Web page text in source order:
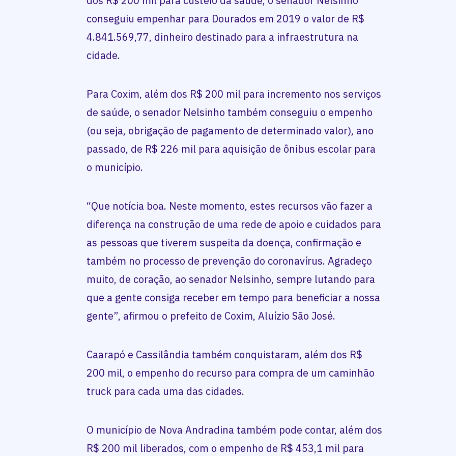
conseguiu empenhar para Dourados em 2019 o valor de R$
4.841.569,77, dinheiro destinado para a infraestrutura na
cidade.
Para Coxim, além dos R$ 200 mil para incremento nos serviços
de saúde, o senador Nelsinho também conseguiu o empenho
(ou seja, obrigação de pagamento de determinado valor), ano
passado, de R$ 226 mil para aquisição de ônibus escolar para
o município.
“Que notícia boa. Neste momento, estes recursos vão fazer a
diferença na construção de uma rede de apoio e cuidados para
as pessoas que tiverem suspeita da doença, confirmação e
também no processo de prevenção do coronavírus. Agradeço
muito, de coração, ao senador Nelsinho, sempre lutando para
que a gente consiga receber em tempo para beneficiar a nossa
gente”, afirmou o prefeito de Coxim, Aluízio São José.
Caarapó e Cassilândia também conquistaram, além dos R$
200 mil, o empenho do recurso para compra de um caminhão
truck para cada uma das cidades.
O município de Nova Andradina também pode contar, além dos
R$ 200 mil liberados, com o empenho de R$ 453,1 mil para